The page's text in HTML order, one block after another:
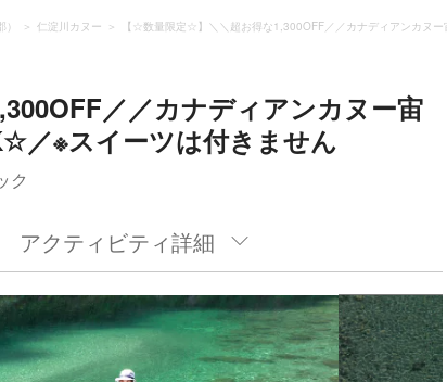
仁淀川カヌー 【☆数量限定☆】＼＼超お得な1,300OFF／／カナディアンカヌ
／／カナディアンカヌー宙
／※スイーツは付きません
ク
アクティビティ詳細